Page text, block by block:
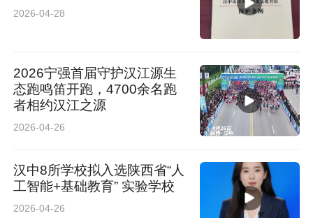
2026-04-28
2026宁强首届守护汉江源生
态跑鸣笛开跑，4700余名跑
者相约汉江之源
2026-04-26
汉中8所学校拟入选陕西省“人
工智能+基础教育” 实验学校
2026-04-26